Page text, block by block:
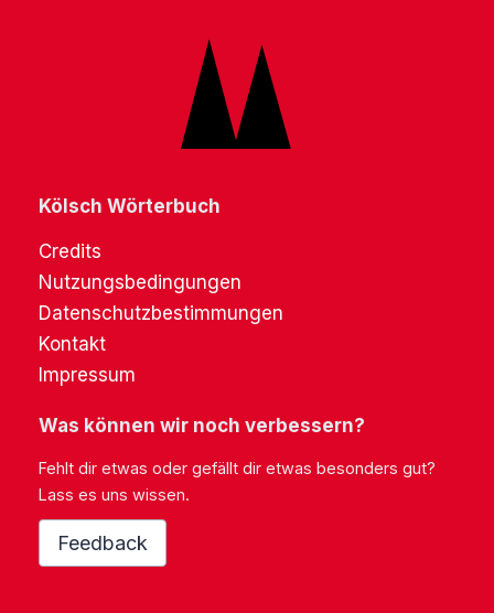
Kölsch Wörterbuch
Credits
Nutzungsbedingungen
Datenschutzbestimmungen
Kontakt
Impressum
Was können wir noch verbessern?
Fehlt dir etwas oder gefällt dir etwas besonders gut?
Lass es uns wissen.
Feedback